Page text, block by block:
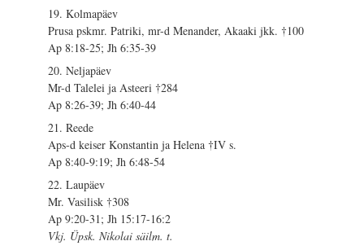
19. Kolmapäev
Prusa pskmr. Patriki, mr-d Menander, Akaaki jkk. †100
Ap 8:18-25; Jh 6:35-39
20. Neljapäev
Mr-d Talelei ja Asteeri †284
Ap 8:26-39; Jh 6:40-44
21. Reede
Aps-d keiser Konstantin ja Helena †IV s.
Ap 8:40-9:19; Jh 6:48-54
22. Laupäev
Mr. Vasilisk †308
Ap 9:20-31; Jh 15:17-16:2
Vkj. Üpsk. Nikolai säilm. t.